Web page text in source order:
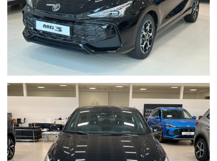
CERCHI IN LEGA DA 16"
FARI FULL LED
VOLANTE IN PELLE
SENSORI DI PARCHEGGIO POSTERIORI
TELECAMERA DI PARCHEGGIO POSTERIORE
CRUISE CONTROL
ANDROID AUTO / APPLE CAR PLAY
BLUETOOTH
RADIO DAB
E MOLTO ALTRO ANCORA..